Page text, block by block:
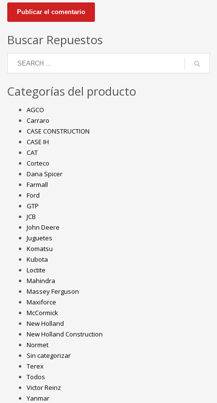
Buscar Repuestos
Categorías del producto
AGCO
Carraro
CASE CONSTRUCTION
CASE IH
CAT
Corteco
Dana Spicer
Farmall
Ford
GTP
JCB
John Deere
Juguetes
Komatsu
Kubota
Loctite
Mahindra
Massey Ferguson
Maxiforce
McCormick
New Holland
New Holland Construction
Normet
Sin categorizar
Terex
Todos
Victor Reinz
Yanmar